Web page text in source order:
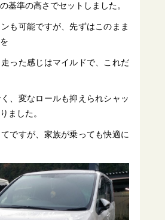
基準の高さでセットしました。
も可能ですが、先ずはこのまま
った感じはマイルドで、これだ
、変なロールも抑えられシャッ
ました。
ですが、家族が乗っても快適に